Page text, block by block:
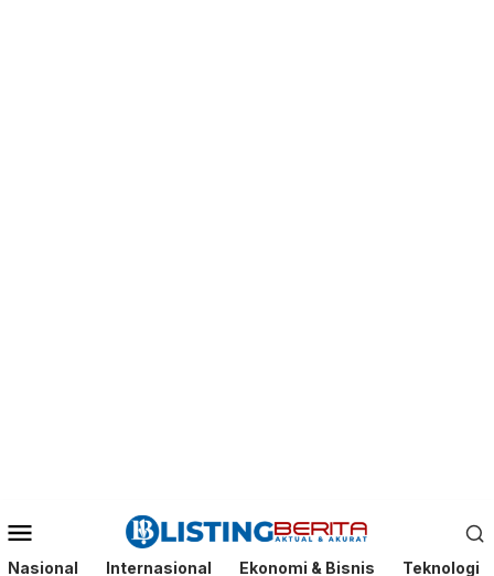
Mobile
Nasional Internasional Ekonomi & Bisnis Teknologi